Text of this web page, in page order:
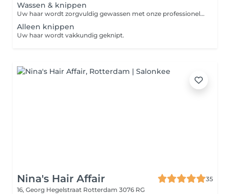
Wassen & knippen
Uw haar wordt zorgvuldig gewassen met onze professionele shampoo en vakkundig geknipt.
Alleen knippen
Uw haar wordt vakkundig geknipt.
Nina's Hair Affair
35
16, Georg Hegelstraat Rotterdam 3076 RG